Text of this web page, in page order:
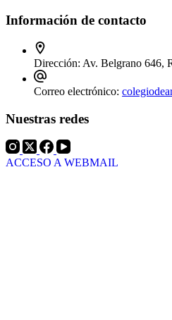
Información de contacto
Dirección: Av. Belgrano 646,
Correo electrónico:
Nuestras redes
ACCESO A WEBMAIL